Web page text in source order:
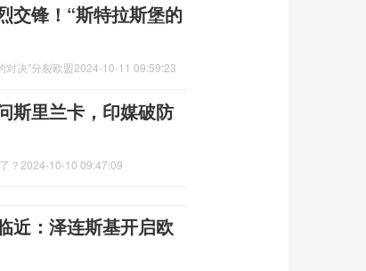
交锋！“斯特拉斯堡的
对决”分裂欧盟2024-10-11 09:59:23
斯里兰卡，印媒破防
？ 2024-10-10 09:47:09
近：泽连斯基开启欧